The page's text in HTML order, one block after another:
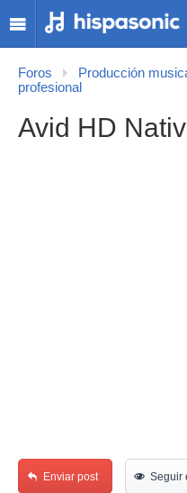
Foros Producción
profesional
Avid HD
Enviar post Seguir